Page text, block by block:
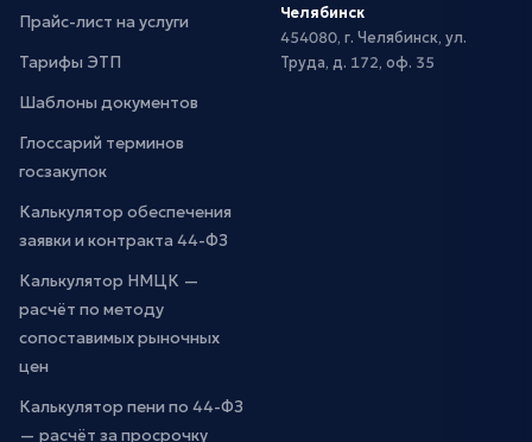
Прайс-лист на услуги
Тарифы ЭТП
Шаблоны документов
Глоссарий терминов
госзакупок
Калькулятор обеспечения
заявки и контракта 44-ФЗ
Калькулятор НМЦК —
расчёт по методу
сопоставимых рыночных
цен
Калькулятор пени по 44-ФЗ
— расчёт за просрочку
Челябинск
454080, г. Челябинск, ул.
Труда, д. 172, оф. 35